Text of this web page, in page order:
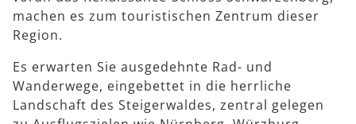
machen es zum touristischen Zentrum dieser
Region.
Es erwarten Sie ausgedehnte Rad- und
Wanderwege, eingebettet in die herrliche
Landschaft des Steigerwaldes, zentral gelegen